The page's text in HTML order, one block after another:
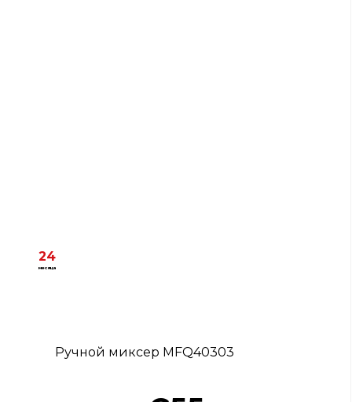
24
месяца
Ручной миксер MFQ40303